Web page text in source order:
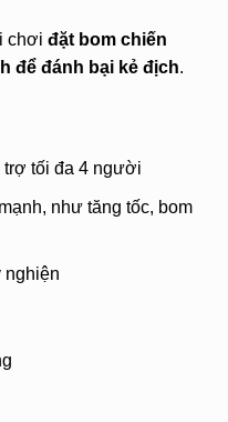
chơi đặt bom chiến
để đánh bại kẻ địch.
tối đa 4 người
như tăng tốc, bom
nghiện